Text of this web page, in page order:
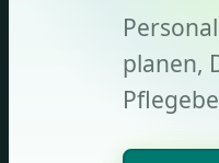
planen,